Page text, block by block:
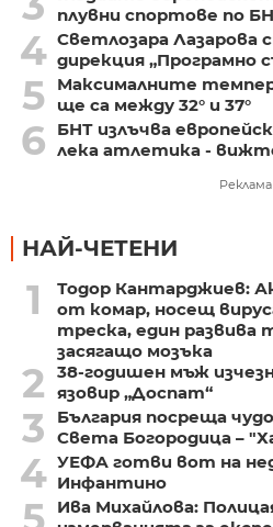
плувни спортове по
4 Светлозара Лазарова
дирекция „Програмно
5
Максималните
ще са между 32° и 37°
6
БНТ излъчва
лека атлетика -
Реклама
НАЙ-ЧЕТЕНИ
1
Тодор Кантарджиев:
от комар, носещ
треска, един развива
засягащо мозъка
2
38-годишен мъж
язовир „Доспат“
3
България посреща
Света Богородица –
4 УЕФА готви вот на
Инфантино
Ива Михайлова: